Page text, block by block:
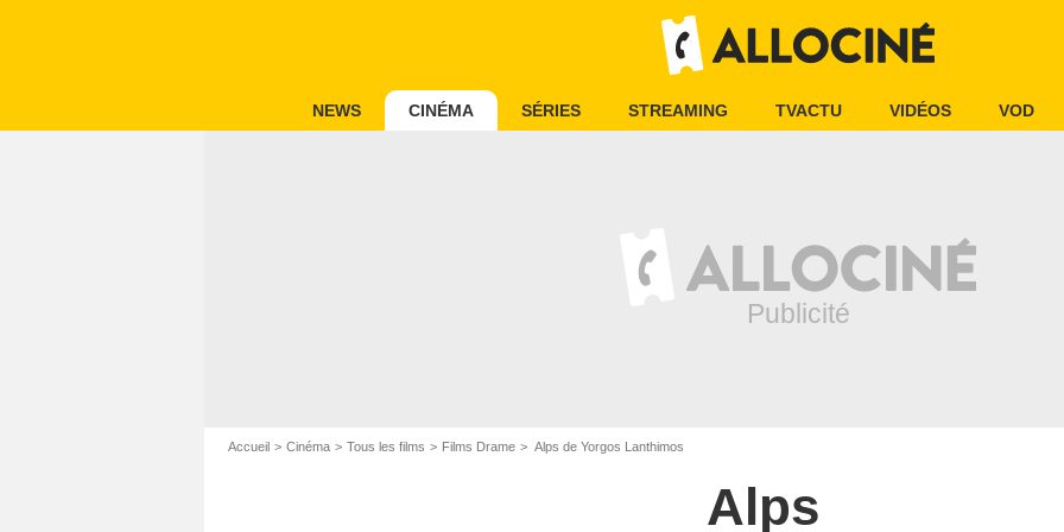
NEWS CINÉMA SÉRIES STREAMING TVACTU VIDÉOS VOD
Accueil Cinéma Tous les films Films Drame Alps de Yorgos Lanthimos
Alps